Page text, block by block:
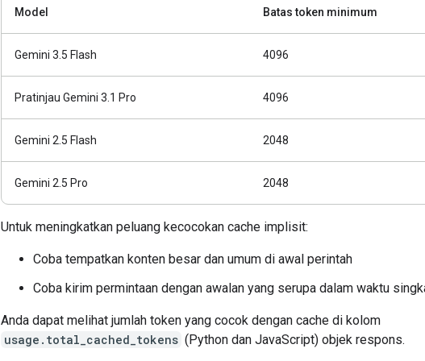
Model Batas token minimum
Gemini 3.5 Flash 4096
Pratinjau Gemini 3.1 Pro 4096
Gemini 2.5 Flash 2048
Gemini 2.5 Pro 2048
Untuk meningkatkan peluang kecocokan cache implisit:
Coba tempatkan konten besar dan umum di awal perintah
Coba kirim permintaan dengan awalan yang serupa dalam waktu
Anda dapat melihat jumlah token yang cocok dengan cache di kolom
usage.total_cached_tokens (Python dan JavaScript) objek respons.